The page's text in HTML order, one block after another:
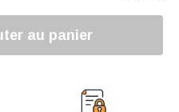
au panier